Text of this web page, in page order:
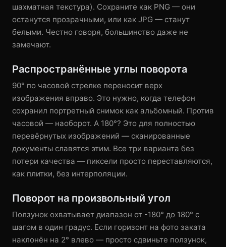
шахматная текстура). Сохраните как PNG — они
останутся прозрачными, или как JPG — станут
белыми. Честно говоря, большинство даже не
замечают.
Распространённые углы поворота
90° по часовой стрелке переносит верх
изображения вправо. Это нужно, когда телефон
сохранил портретный снимок как альбомный. Против
часовой — наоборот. А 180°? Это для полностью
перевёрнутых изображений — сканированные
документы славятся этим. Все три варианта без
потери качества — пиксели просто переставляются,
как плитки, без интерполяции.
Поворот на произвольный угол
Ползунок охватывает диапазон от -180° до 180° с
шагом в один градус. Если горизонт на фото заката
наклонён на 2° влево — просто сдвиньте ползунок,